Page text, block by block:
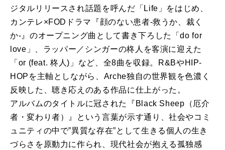
ジタルリリースされ話題を呼んだ「Life」をはじめ、
カンテレ×FODドラマ『顔のない患者-救うか、裁く
か-』のオープニング曲として書き下ろした「do for
love」、ラッパー／シンガーの柊人を客演に迎えた
「or (feat. 柊人)」など、全8曲を収録。R&BやHIP-
HOPを主軸としながら、Arche独自の世界観を色濃く
反映した、聴き応えのある作品に仕上がった。
アルバムのタイトルに冠された『Black Sheep（厄介
者・変わり者）』という言葉が示す通り、社会やコミ
ュニティの中で”異質な存在”として生きる個人の生き
づらさを原動力に作られ、現代社会が抱える孤独感